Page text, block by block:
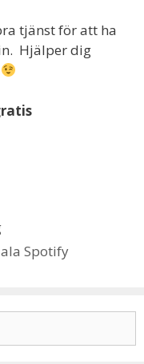
tjänst för att ha
Hjälper dig
Spotify